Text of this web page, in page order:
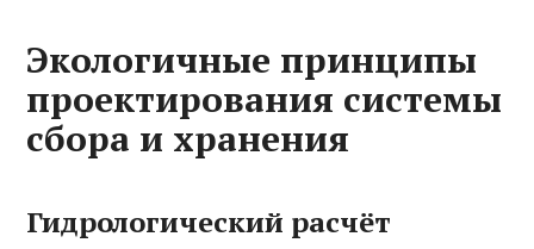
Экологичные принципы
проектирования системы
сбора и хранения
Гидрологический расчёт